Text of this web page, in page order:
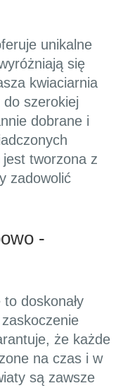
unikalne
się
kwiaciarnia
szerokiej
dobrane i
tworzona z
zadowolić
-
doskonały
że każde
na czas i w
są zawsze